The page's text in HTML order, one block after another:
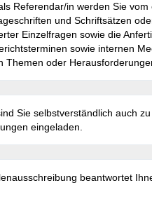
Referendar/in werden Sie
und Schriftsätzen
Einzelfragen sowie die
sowie internen
Themen oder
Sie selbstverständlich auch
eingeladen.
beantwortet